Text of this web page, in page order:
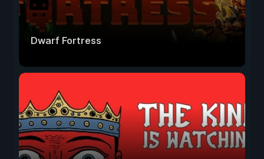
Dwarf Fortress